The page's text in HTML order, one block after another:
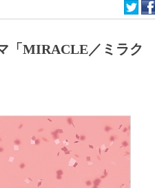
「MIRACLE／ミラク